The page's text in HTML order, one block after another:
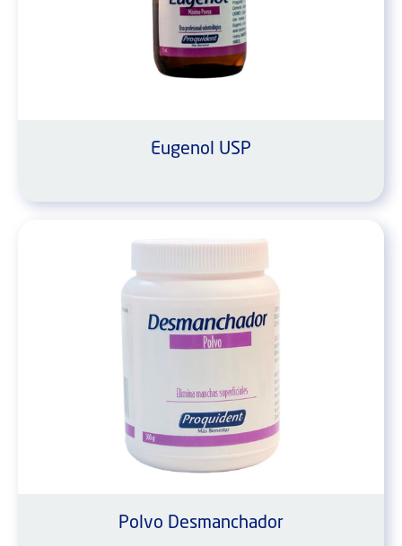
Eugenol USP
Polvo Desmanchador